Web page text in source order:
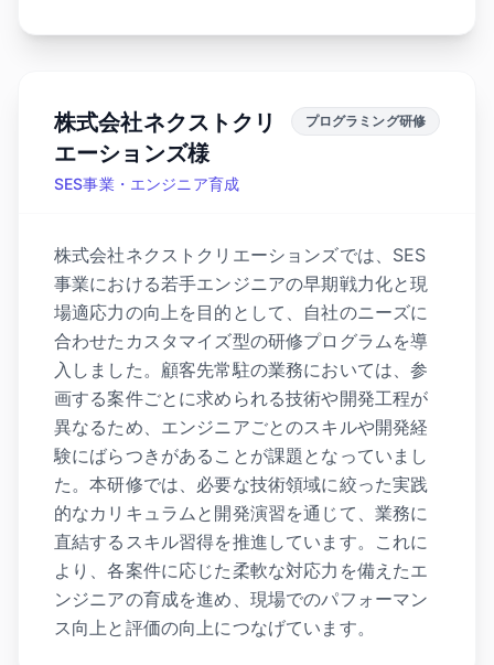
株式会社ネクストクリ
エーションズ様
SES事業・エンジニア育成
プログラミング研修
株式会社ネクストクリエーションズでは、SES
事業における若手エンジニアの早期戦力化と現
場適応力の向上を目的として、自社のニーズに
合わせたカスタマイズ型の研修プログラムを導
入しました。顧客先常駐の業務においては、参
画する案件ごとに求められる技術や開発工程が
異なるため、エンジニアごとのスキルや開発経
験にばらつきがあることが課題となっていまし
た。本研修では、必要な技術領域に絞った実践
的なカリキュラムと開発演習を通じて、業務に
直結するスキル習得を推進しています。これに
より、各案件に応じた柔軟な対応力を備えたエ
ンジニアの育成を進め、現場でのパフォーマン
ス向上と評価の向上につなげています。